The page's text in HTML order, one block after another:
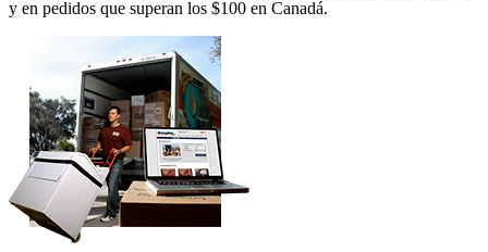
y en pedidos que superan los $100 en Canadá.